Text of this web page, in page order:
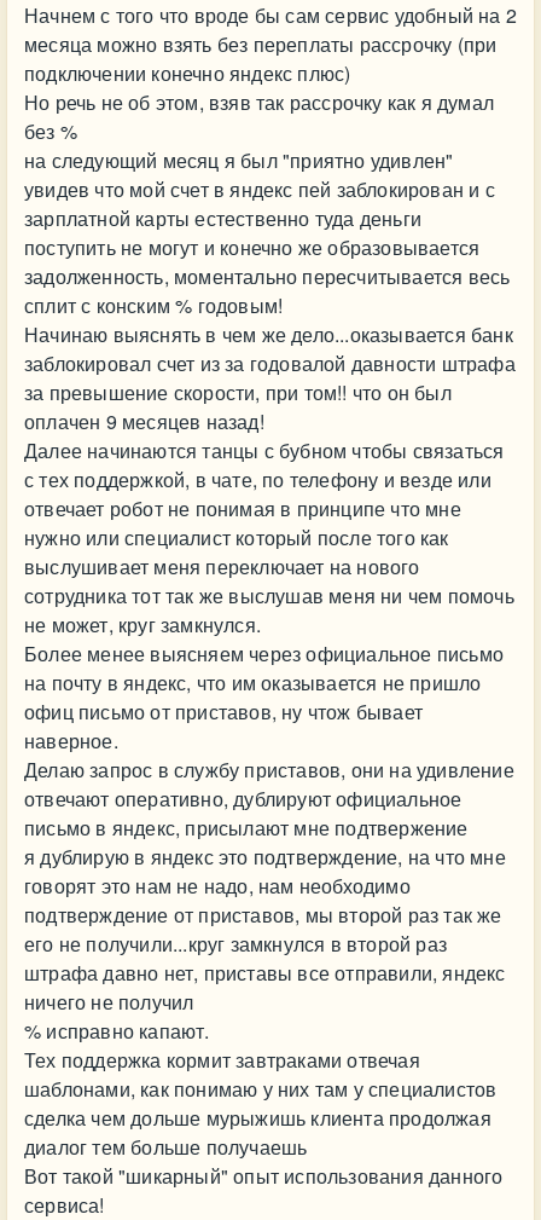
Начнем с того что вроде бы сам сервис удобный на 2
месяца можно взять без переплаты рассрочку (при
подключении конечно яндекс плюс)
Но речь не об этом, взяв так рассрочку как я думал
без %
на следующий месяц я был "приятно удивлен"
увидев что мой счет в яндекс пей заблокирован и с
зарплатной карты естественно туда деньги
поступить не могут и конечно же образовывается
задолженность, моментально пересчитывается весь
сплит с конским % годовым!
Начинаю выяснять в чем же дело...оказывается банк
заблокировал счет из за годовалой давности штрафа
за превышение скорости, при том!! что он был
оплачен 9 месяцев назад!
Далее начинаются танцы с бубном чтобы связаться
с тех поддержкой, в чате, по телефону и везде или
отвечает робот не понимая в принципе что мне
нужно или специалист который после того как
выслушивает меня переключает на нового
сотрудника тот так же выслушав меня ни чем помочь
не может, круг замкнулся.
Более менее выясняем через официальное письмо
на почту в яндекс, что им оказывается не пришло
офиц письмо от приставов, ну чтож бывает
наверное.
Делаю запрос в службу приставов, они на удивление
отвечают оперативно, дублируют официальное
письмо в яндекс, присылают мне подтвержение
я дублирую в яндекс это подтверждение, на что мне
говорят это нам не надо, нам необходимо
подтверждение от приставов, мы второй раз так же
его не получили...круг замкнулся в второй раз
штрафа давно нет, приставы все отправили, яндекс
ничего не получил
% исправно капают.
Тех поддержка кормит завтраками отвечая
шаблонами, как понимаю у них там у специалистов
сделка чем дольше мурыжишь клиента продолжая
диалог тем больше получаешь
Вот такой "шикарный" опыт использования данного
сервиса!